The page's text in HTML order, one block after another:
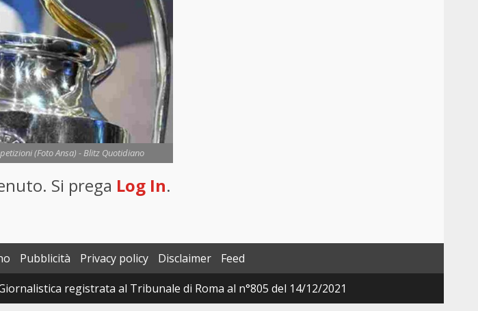
(Foto Ansa) - Blitz Quotidiano
Si prega Log In.
Pubblicità Privacy policy Disclaimer
Feed
registrata al Tribunale di Roma al n°805 del 14/12/2021